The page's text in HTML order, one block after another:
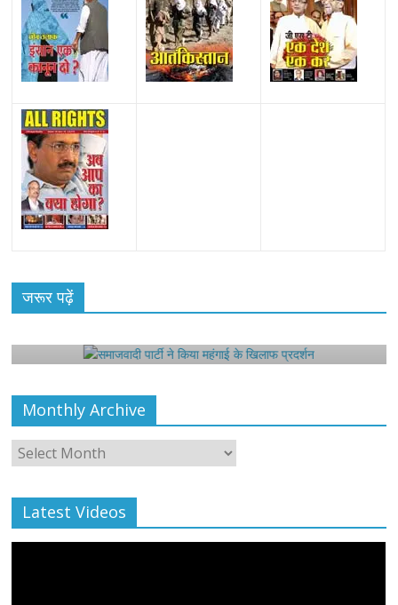
जरूर पढ़ें
राजनीतिक
समाजवादी पार्टी ने किया महंगाई के खिलाफ प्रदर्शन
Monthly Archive
Monthly
Archive
Latest Videos